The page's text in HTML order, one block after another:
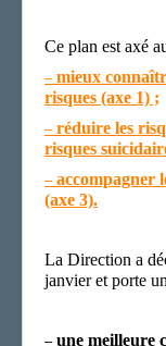
Ce plan est axé
– mieux
risques (axe 1) ;
– réduire les
risques
– accompagner
(axe 3).
La Direction a
janvieret porte
– une meilleure